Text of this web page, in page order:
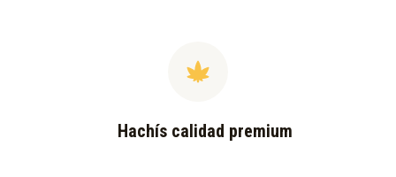
Hachís calidad premium